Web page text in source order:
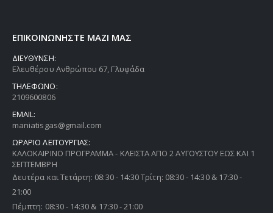
ΕΠΙΚΟΙΝΩΝΗΣΤΕ ΜΑΖΙ ΜΑΣ
ΔΙΕΥΘΥΝΣΗ:
Ελευθέρου Ανθρώπου 67, Γλυφάδα
ΤΗΛΕΦΩΝΟ:
2109600806
EMAIL:
maniatisgas@gmail.com
ΩΡΑΡΙΟ ΛΕΙΤΟΥΡΓΙΑΣ:
ΚΑΛΟΚΑΙΡΙΝΟ ΠΡΟΓΡΑΜΜΑ - ΚΛΕΙΣΤΑ ΑΠΟ 2 ΑΥΓΟΥΣΤΟΥ ΕΩΣ ΚΑΙ 1
ΣΕΠΤΕΜΒΡΗ
Δευτέρα και Τετάρτη: 08:30 - 14:30 Τρίτη: 08:30 - 14:30 & 17:30 -
21:00
Πέμπτη: 08:30 - 14:30 & 17:30 - 21:00